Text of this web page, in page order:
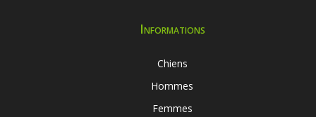
Informations
Chiens
Hommes
Femmes